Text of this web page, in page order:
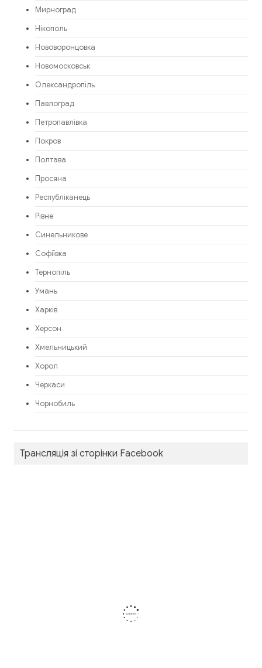
Мирноград
Нікополь
Нововоронцовка
Новомосковськ
Олександропіль
Павлоград
Петропавлівка
Покров
Полтава
Просяна
Республіканець
Рівне
Синельникове
Софіївка
Тернопіль
Умань
Харків
Херсон
Хмельницький
Хорол
Черкаси
Чорнобиль
Трансляція зі сторінки Facebook